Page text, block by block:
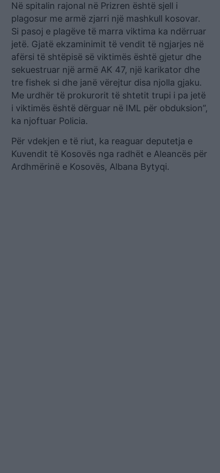
Në spitalin rajonal në Prizren është sjell i
plagosur me armë zjarri një mashkull kosovar.
Si pasoj e plagëve të marra viktima ka ndërruar
jetë. Gjatë ekzaminimit të vendit të ngjarjes në
afërsi të shtëpisë së viktimës është gjetur dhe
sekuestruar një armë AK 47, një karikator dhe
tre fishek si dhe janë vërejtur disa njolla gjaku.
Me urdhër të prokurorit të shtetit trupi i pa jetë
i viktimës është dërguar në IML për obduksion”,
ka njoftuar Policia.
Për vdekjen e të riut, ka reaguar deputetja e
Kuvendit të Kosovës nga radhët e Aleancës për
Ardhmërinë e Kosovës, Albana Bytyqi.